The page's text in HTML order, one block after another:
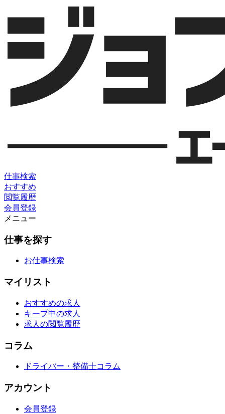
仕事検索
おすすめ
閲覧履歴
会員登録
メニュー
仕事を探す
お仕事検索
マイリスト
おすすめの求人
キープ中の求人
求人の閲覧履歴
コラム
ドライバー・整備士コラム
アカウント
会員登録